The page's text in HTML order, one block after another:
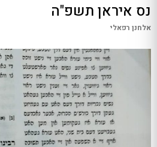
נס איראן תשפ"ה
אלחנן רפאלי